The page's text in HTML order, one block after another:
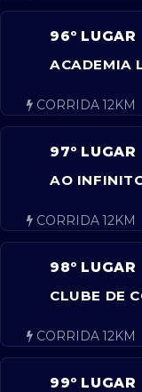
96º LUGAR
ACADEMIA
CORRIDA 12KM
97º LUGAR
AO
CORRIDA 12KM
98º LUGAR
CLUBE DE
CORRIDA 12KM
99º LUGAR